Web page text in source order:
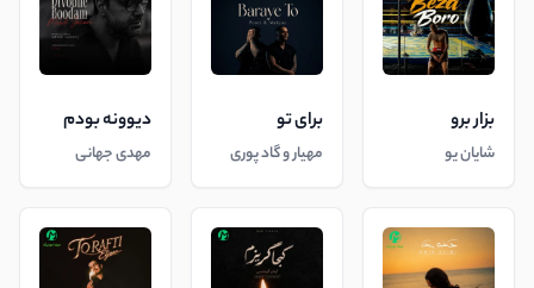
بزار برو
شایان یو
برای تو
مهیار و گاد پوری
دیوونه بودم
مهدی جهانی